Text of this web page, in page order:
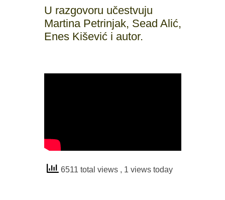
U razgovoru učestvuju
Martina Petrinjak, Sead Alić,
Enes Kišević i autor.
6511 total views , 1 views today